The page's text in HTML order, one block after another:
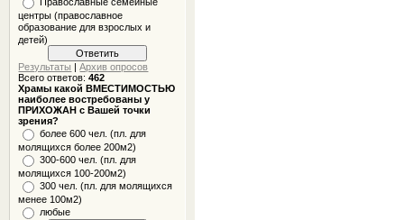
центры (православное
образование для взрослых и
детей)
Результаты |Архив опросов
Всего ответов:462
Храмы какой ВМЕСТИМОСТЬЮ
наиболее востребованы у
ПРИХОЖАН с Вашей точки
зрения?
более 600 чел. (пл. для
молящихся более 200м2)
300-600 чел. (пл. для
молящихся 100-200м2)
300 чел. (пл. для молящихся
менее 100м2)
любые